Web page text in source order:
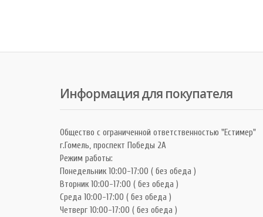
Информация для покупателя
Общество с ограниченной ответственностью "Естимер"
г.Гомель, проспект Победы 2А
Режим работы:
Понедельник 10:00-17:00 ( без обеда )
Вторник 10:00-17:00 ( без обеда )
Среда 10:00-17:00 ( без обеда )
Четверг 10:00-17:00 ( без обеда )